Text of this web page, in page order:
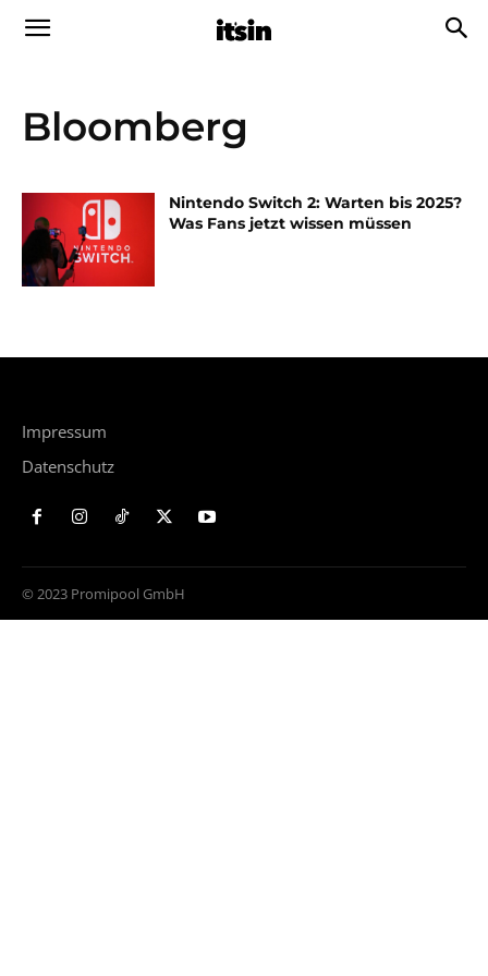
Bloomberg
Nintendo Switch 2: Warten bis 2025?
Was Fans jetzt wissen müssen
Impressum
Datenschutz
© 2023 Promipool GmbH